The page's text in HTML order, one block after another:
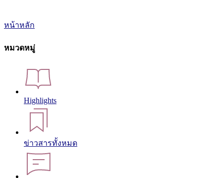
หน้าหลัก
หมวดหมู่
Highlights
ข่าวสารทั้งหมด